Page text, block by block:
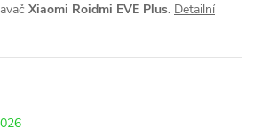
Xiaomi Roidmi EVE Plus. Detailní